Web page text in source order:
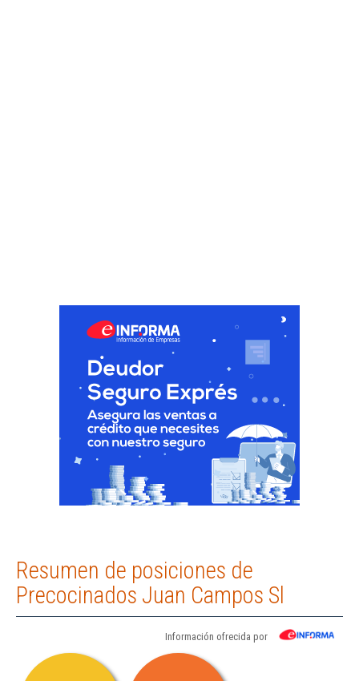
Resumen de posiciones de
Precocinados Juan Campos Sl
Información ofrecida por